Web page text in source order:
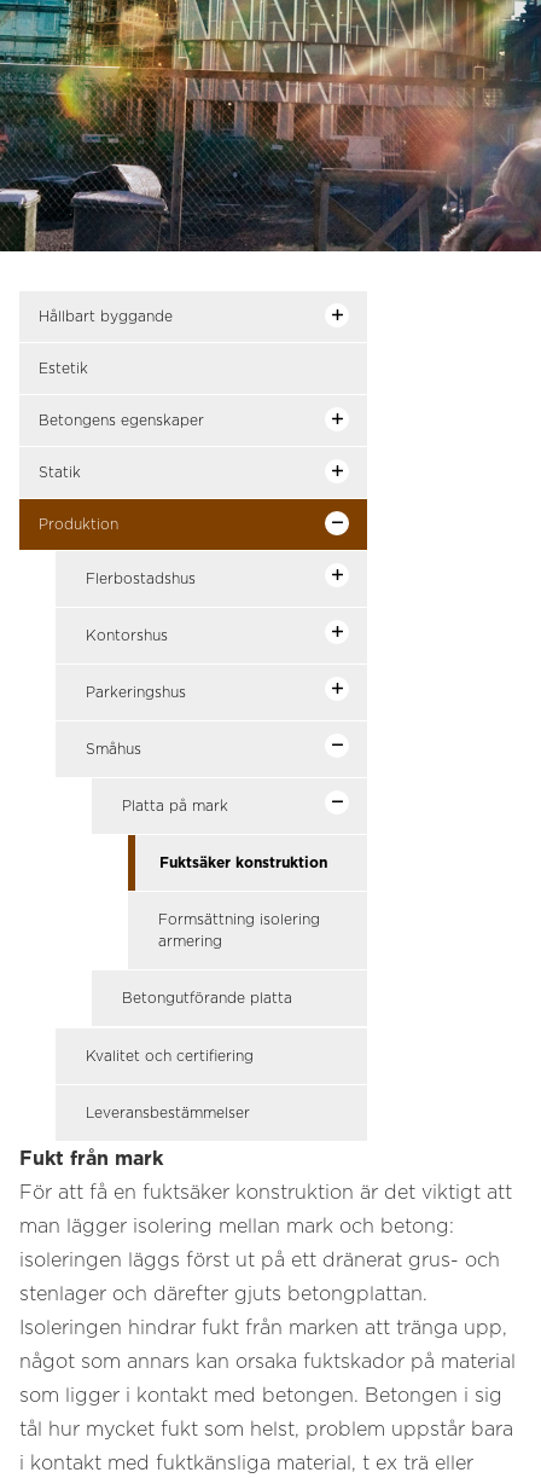
Hållbart byggande
Estetik
Betongens egenskaper
Statik
Produktion
Flerbostadshus
Kontorshus
Parkeringshus
Småhus
Platta på mark
Fuktsäker konstruktion
Formsättning isolering
armering
Betongutförande platta
Kvalitet och certifiering
Leveransbestämmelser
Fukt från mark
För att få en fuktsäker konstruktion är det viktigt att
man lägger isolering mellan mark och betong:
isoleringen läggs först ut på ett dränerat grus- och
stenlager och därefter gjuts betongplattan.
Isoleringen hindrar fukt från marken att tränga upp,
något som annars kan orsaka fuktskador på material
som ligger i kontakt med betongen. Betongen i sig
tål hur mycket fukt som helst, problem uppstår bara
i kontakt med fuktkänsliga material, t ex trä eller